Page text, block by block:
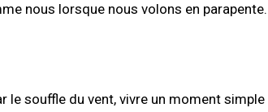
nous lorsque nous volons en parapente.
le souffle du vent, vivre un moment simple